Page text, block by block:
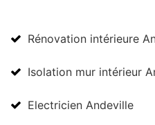
Rénovation intérieure
Isolation mur intérieur
Electricien Andeville